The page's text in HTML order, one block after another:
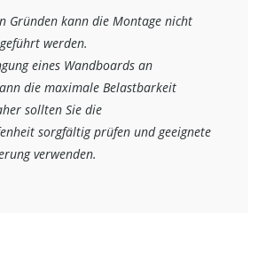
Gründen kann die Montage nicht
werden.
eines Wandboards an
die maximale Belastbarkeit
sollten Sie die
sorgfältig prüfen und geeignete
verwenden.